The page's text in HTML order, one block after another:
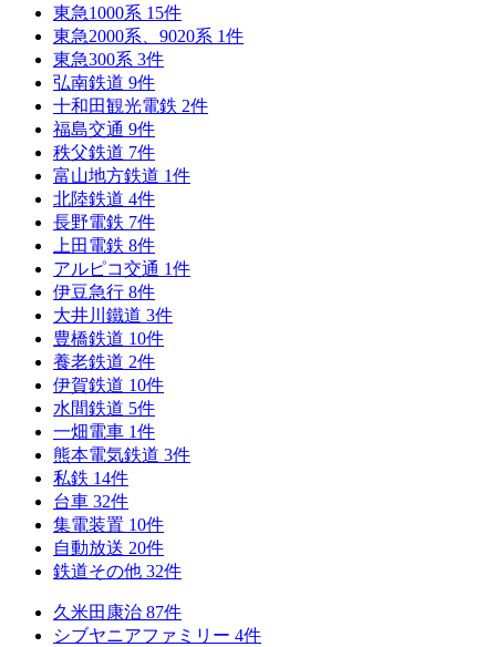
東急1000系 15件
東急2000系、9020系 1件
東急300系 3件
弘南鉄道 9件
十和田観光電鉄 2件
福島交通 9件
秩父鉄道 7件
富山地方鉄道 1件
北陸鉄道 4件
長野電鉄 7件
上田電鉄 8件
アルピコ交通 1件
伊豆急行 8件
大井川鐵道 3件
豊橋鉄道 10件
養老鉄道 2件
伊賀鉄道 10件
水間鉄道 5件
一畑電車 1件
熊本電気鉄道 3件
私鉄 14件
台車 32件
集電装置 10件
自動放送 20件
鉄道その他 32件
久米田康治 87件
シブヤニアファミリー 4件